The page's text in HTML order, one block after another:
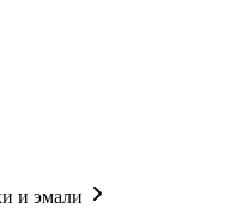
и эмали